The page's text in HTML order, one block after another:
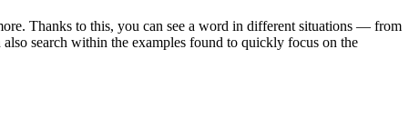
Thanks to this, you can see a word in different situations — from
search within the examples found to quickly focus on the